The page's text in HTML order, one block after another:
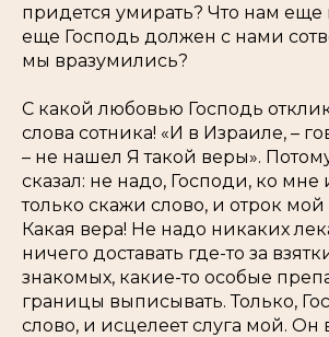
придется умирать? Что нам еще
еще Господь должен с нами
мы вразумились?
С какой любовью Господь
слова сотника! «И в Израиле, –
– не нашел Я такой веры».
сказал: не надо, Господи, ко мне
только скажи слово, и отрок мой
Какая вера! Не надо никаких
ничего доставать где-то за
знакомых, какие-то особые
границы выписывать. Только,
слово, и исцелеет слуга мой. Он